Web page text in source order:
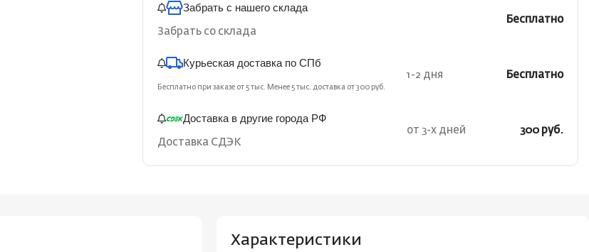
Забрать с нашего склада
Забрать со склада
Бесплатно
Курьеская доставка по СПб
Бесплатно при заказе от 5 тыс. Менее 5 тыс. доставка от 300 руб.
1-2 дня Бесплатно
Доставка в другие города РФ
Доставка СДЭК
от 3-х дней 300 руб.
Характеристики